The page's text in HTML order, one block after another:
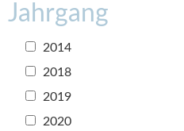
Jahrgang
2014
2018
2019
2020